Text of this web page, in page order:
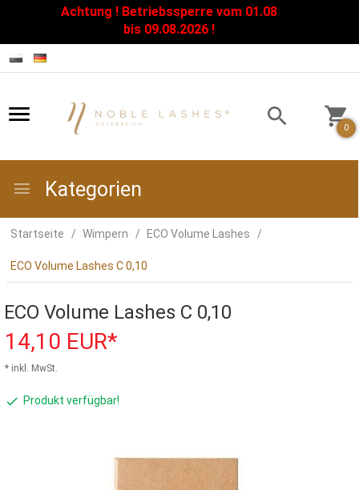
Achtung ! Betriebssperre vom 01.08
bis 09.08.2026 !
0
Kategorien
Startseite Wimpern ECO Volume Lashes
ECO Volume Lashes C 0,10
ECO Volume Lashes C 0,10
14,10 EUR*
* inkl. MwSt.
Produkt verfügbar!